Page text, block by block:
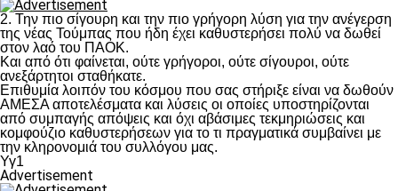
2. Την πιο σίγουρη και την πιο γρήγορη λύση για την ανέγερση
της νέας Τούμπας που ήδη έχει καθυστερήσει πολύ να δωθεί
στον λαό του ΠΑΟΚ.
Και από ότι φαίνεται, ούτε γρήγοροι, ούτε σίγουροι, ούτε
ανεξάρτητοι σταθήκατε.
Επιθυμία λοιπόν του κόσμου που σας στήριξε είναι να δωθούν
ΑΜΕΣΑ αποτελέσματα και λύσεις οι οποίες υποστηρίζονται
από συμπαγής απόψεις και όχι αβάσιμες τεκμηριώσεις και
κομφούζιο καθυστερήσεων για το τι πραγματικά συμβαίνει με
την κληρονομιά του συλλόγου μας.
Υγ1
Advertisement